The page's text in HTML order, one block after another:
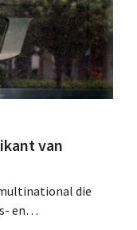
van
die
en